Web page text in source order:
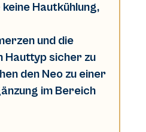
Hautkühlung,
und die
Hauttyp sicher zu
den Neo zu einer
im Bereich